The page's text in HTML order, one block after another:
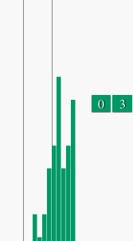
0 3